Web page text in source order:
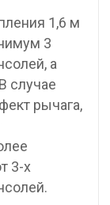
1,6 м
3
а
случае
рычага,
3-х